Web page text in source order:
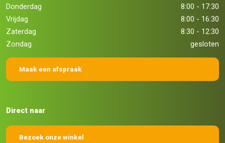
Donderdag
8:00 - 17:30
Vrijdag
8:00 - 16:30
Zaterdag
8:30 - 12:30
Zondag
gesloten
Maak een afspraak
Direct naar
Bezoek onze winkel